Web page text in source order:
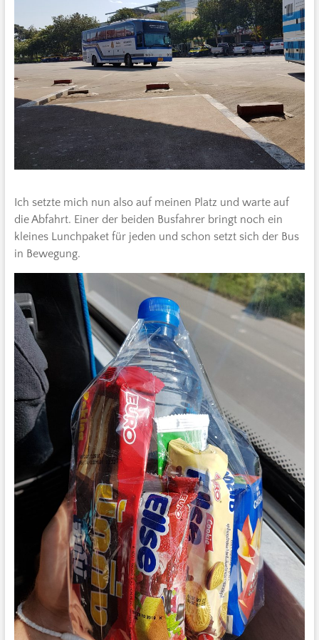
Ich setzte mich nun also auf meinen Platz und warte auf
die Abfahrt. Einer der beiden Busfahrer bringt noch ein
kleines Lunchpaket für jeden und schon setzt sich der Bus
in Bewegung.